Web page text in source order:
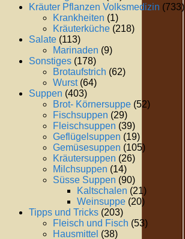
Kräuter Pflanzen Volksmedizin (733)
Krankheiten (1)
Kräuterküche (218)
Salate (113)
Marinaden (9)
Sonstiges (178)
Brotaufstrich (62)
Wurst(64)
Suppen (403)
Brot- Körnersuppe (52)
Fischsuppen (29)
Fleischsuppen (39)
Geflügelsuppen (19)
Gemüsesuppen (105)
Kräutersuppen (26)
Milchsuppen (14)
Süsse Suppen (90)
Kaltschalen (21)
Weinsuppe (20)
Tipps und Tricks (203)
Fleisch und Fisch (53)
Hausmittel (38)